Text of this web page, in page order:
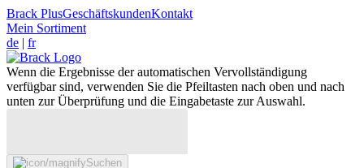
Brack PlusGeschäftskundenKontakt
Mein Sortiment
de | fr
Wenn die Ergebnisse der automatischen Vervollständigung
verfügbar sind, verwenden Sie die Pfeiltasten nach oben und nach
unten zur Überprüfung und die Eingabetaste zur Auswahl.
Suchen